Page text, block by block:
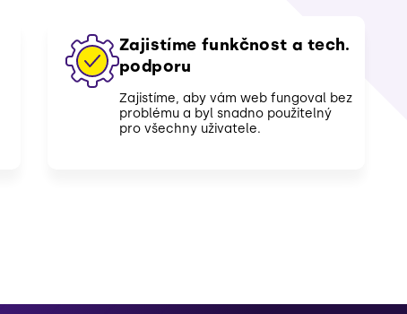
Zajistíme funkčnost a tech.
podporu
Zajistíme, aby vám web fungoval bez
problému a byl snadno použitelný
pro všechny uživatele.